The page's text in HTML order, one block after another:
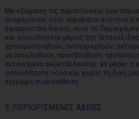
Με εξαίρεση τις περιπτώσεις των
αναφέρονται στην παρακάτω ενότητα ή
εφαρμοστέο δίκαιο, ούτε το
και οποιοδήποτε μέρος της
χρησιμοποιηθούν, αναπαραχθούν,
μεταπωληθούν, προσβληθούν,
αντικείμενο εκμετάλλευσης, εν μέρει ή
οποιοδήποτε λόγο και χωρίς τη δική
έγγραφη συγκατάθεση.
3. ΠΕΡΙΟΡΙΣΜΕΝΕΣ ΑΔΕΙΕΣ